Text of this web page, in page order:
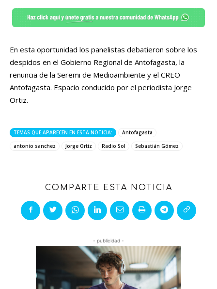
En esta oportunidad los panelistas debatieron sobre los
despidos en el Gobierno Regional de Antofagasta, la
renuncia de la Seremi de Medioambiente y el CREO
Antofagasta. Espacio conducido por el periodista Jorge
Ortiz.
TEMAS QUE APARECEN EN ESTA NOTICIA:
Antofagasta
antonio sanchez
Jorge Ortiz Radio Sol Sebastián Gómez
COMPARTE ESTA NOTICIA
- publicidad -